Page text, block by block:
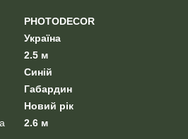
PHOTODECOR
Україна
2.5 м
Синій
Габардин
Новий рік
2.6 м